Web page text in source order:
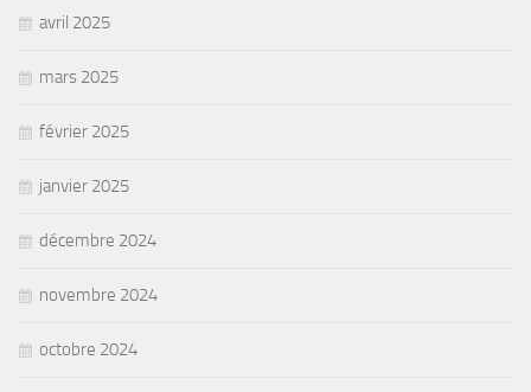
avril 2025
mars 2025
février 2025
janvier 2025
décembre 2024
novembre 2024
octobre 2024